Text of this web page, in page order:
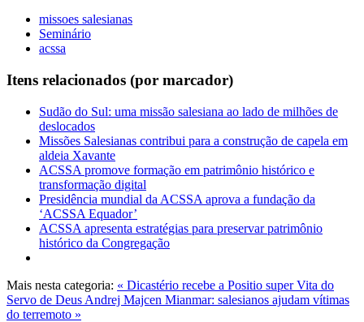
missoes salesianas
Seminário
acssa
Itens relacionados (por marcador)
Sudão do Sul: uma missão salesiana ao lado de milhões de
deslocados
Missões Salesianas contribui para a construção de capela em
aldeia Xavante
ACSSA promove formação em patrimônio histórico e
transformação digital
Presidência mundial da ACSSA aprova a fundação da
‘ACSSA Equador’
ACSSA apresenta estratégias para preservar patrimônio
histórico da Congregação
Mais nesta categoria: « Dicastério recebe a Positio super Vita do
Servo de Deus Andrej Majcen Mianmar: salesianos ajudam vítimas
do terremoto »